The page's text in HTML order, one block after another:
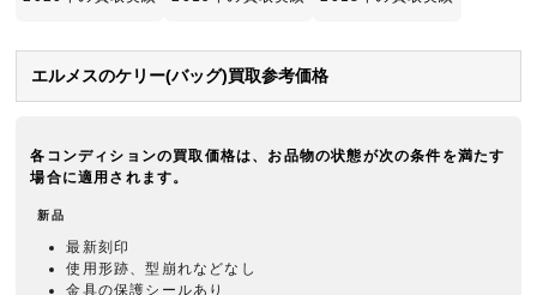
エルメスのケリー(バッグ)買取参考価格
各コンディションの買取価格は、お品物の状態が次の条件を満たす
場合に適用されます。
新品
最新刻印
使用形跡、型崩れなどなし
金具の保護シールあり